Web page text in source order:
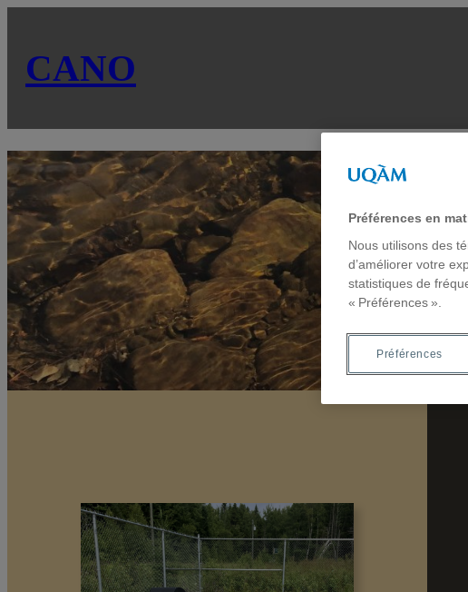
CANO
Préférences en
Nous utilisons des
d’améliorer votre
statistiques de
« Préférences ».
Préférences